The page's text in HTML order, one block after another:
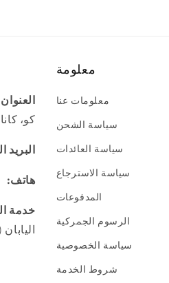
كو، كاناغاوا
البريد
هاتف:
خدمة
معلومة
معلومات عنا
سياسة الشحن
سياسة العائدات
سياسة الاسترجاع
المدفوعات
الرسوم الجمركية
سياسة الخصوصية
شروط الخدمة